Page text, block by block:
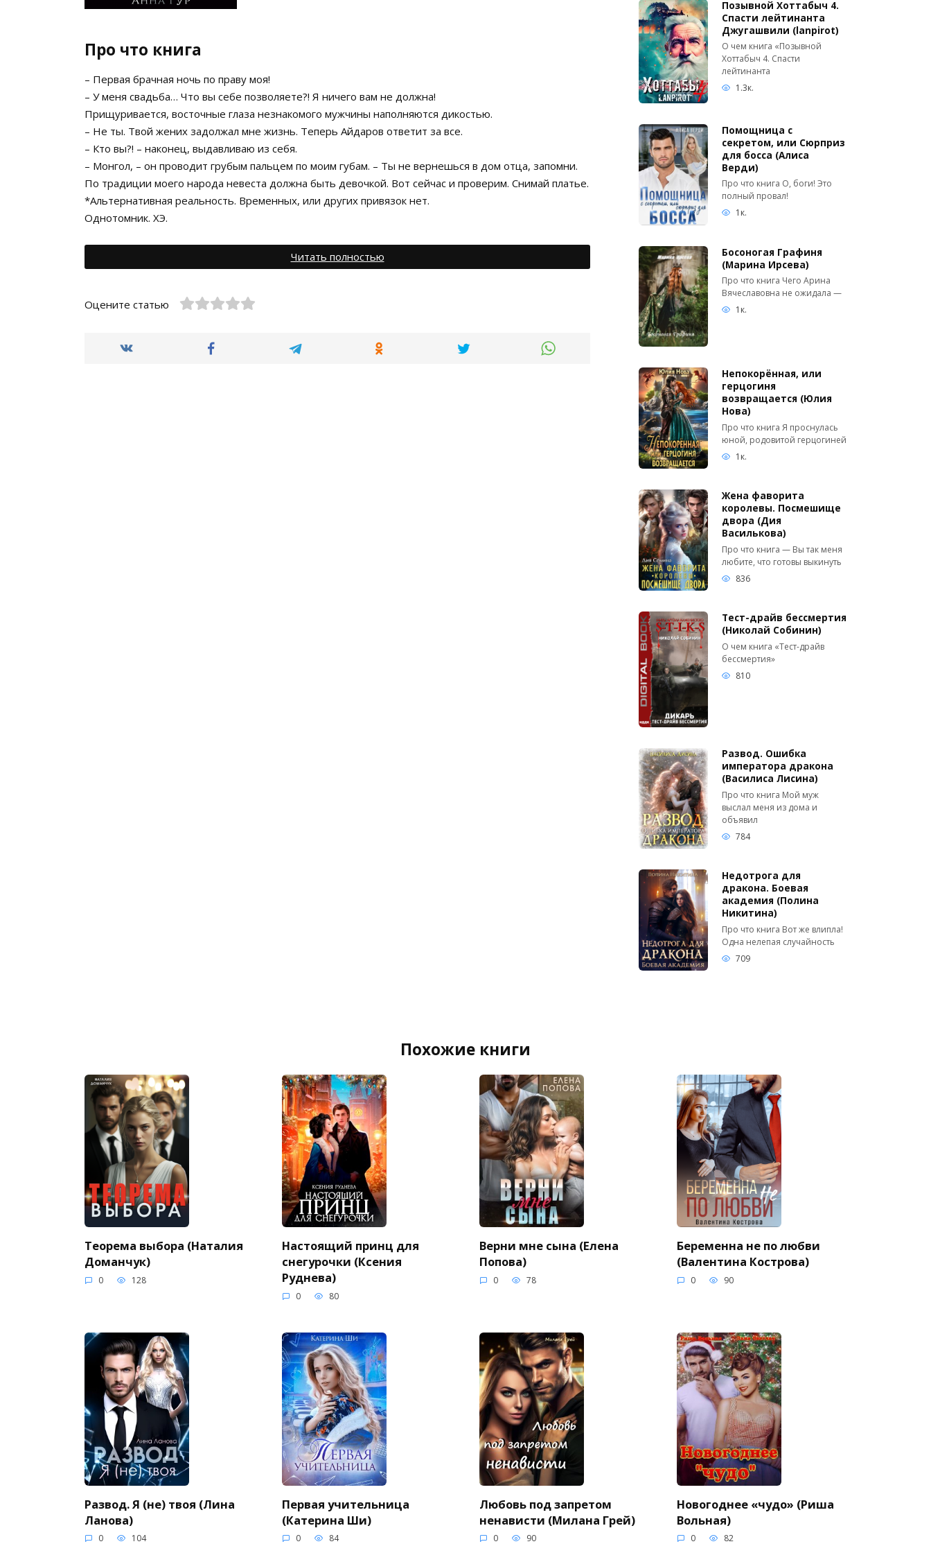
Про что книга
– Первая брачная ночь по праву моя!
– У меня свадьба… Что вы себе позволяете?! Я ничего вам не должна!
Прищуривается, восточные глаза незнакомого мужчины наполняются дикостью.
– Не ты. Твой жених задолжал мне жизнь. Теперь Айдаров ответит за все.
– Кто вы?! – наконец, выдавливаю из себя.
– Монгол, – он проводит грубым пальцем по моим губам. – Ты не вернешься в дом отца, запомни.
По традиции моего народа невеста должна быть девочкой. Вот сейчас и проверим. Снимай платье.
*Альтернативная реальность. Временных, или других привязок нет.
Однотомник. ХЭ.
Читать полностью
Оцените статью
Позывной Хоттабыч 4.
Спасти лейтинанта
Джугашвили (lanpirot)
О чем книга «Позывной
Хоттабыч 4. Спасти
лейтинанта
1.3к.
Помощница с
секретом, или Сюрприз
для босса (Алиса
Верди)
Про что книга О, боги! Это
полный провал!
1к.
Босоногая Графиня
(Марина Ирсева)
Про что книга Чего Арина
Вячеславовна не ожидала —
1к.
Непокорённая, или
герцогиня
возвращается (Юлия
Нова)
Про что книга Я проснулась
юной, родовитой герцогиней
1к.
Жена фаворита
королевы. Посмешище
двора (Дия
Василькова)
Про что книга — Вы так меня
любите, что готовы выкинуть
836
Тест-драйв бессмертия
(Николай Собинин)
О чем книга «Тест-драйв
бессмертия»
810
Развод. Ошибка
императора дракона
(Василиса Лисина)
Про что книга Мой муж
выслал меня из дома и
объявил
784
Недотрога для
дракона. Боевая
академия (Полина
Никитина)
Про что книга Вот же влипла!
Одна нелепая случайность
709
Похожие книги
Теорема выбора (Наталия
Доманчук)
0 128
Настоящий принц для
снегурочки (Ксения
Руднева)
0 80
Верни мне сына (Елена
Попова)
0 78
Беременна не по любви
(Валентина Кострова)
0 90
Развод. Я (не) твоя (Лина
Ланова)
0 104
Первая учительница
(Катерина Ши)
0 84
Любовь под запретом
ненависти (Милана Грей)
0 90
Новогоднее «чудо» (Риша
Вольная)
0 82